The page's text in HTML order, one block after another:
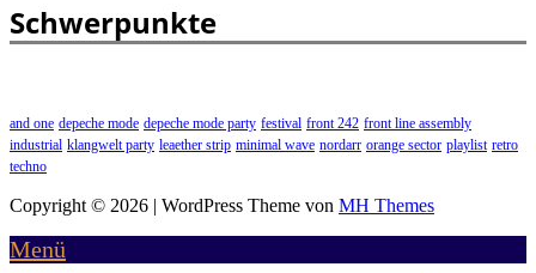
Schwerpunkte
and one depeche mode depeche mode party festival front 242 front line assembly
industrial klangwelt party leaether strip minimal wave nordarr orange sector playlist retro
techno
Copyright © 2026 | WordPress Theme von MH Themes
Menü